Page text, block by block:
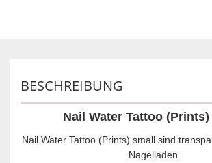
BESCHREIBUNG
Nail Water Tattoo (Prints)
Nail Water Tattoo (Prints) small sind
Nagelladen